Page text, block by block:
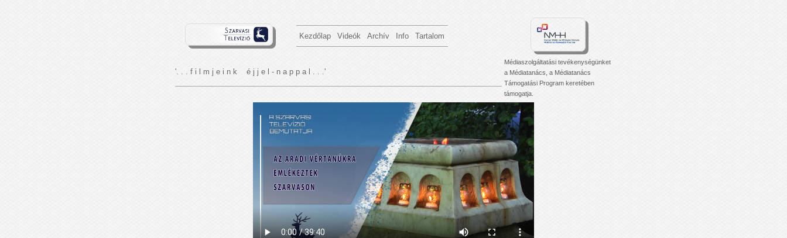
Kezdőlap Videók Archív Info Tartalom
'. . . f i l m j e i n k é j j e l - n a p p a l . . .'
Médiaszolgáltatási tevékenységünket
a Médiatanács, a Médiatanács
Támogatási Program keretében
támogatja.